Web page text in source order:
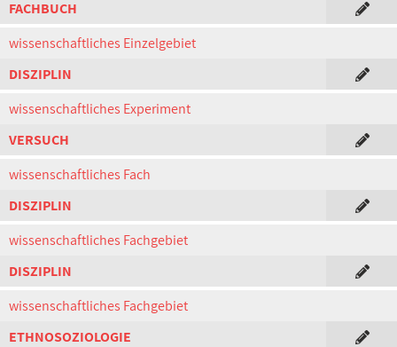
FACHBUCH
wissenschaftliches Einzelgebiet
DISZIPLIN
wissenschaftliches Experiment
VERSUCH
wissenschaftliches Fach
DISZIPLIN
wissenschaftliches Fachgebiet
DISZIPLIN
wissenschaftliches Fachgebiet
ETHNOSOZIOLOGIE